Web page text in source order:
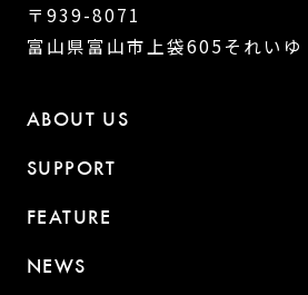
〒939-8071
富山県富山市上袋605それいゆ
ABOUT US
SUPPORT
FEATURE
NEWS